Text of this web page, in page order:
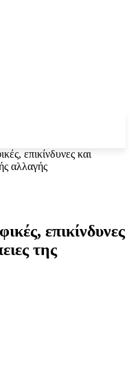
επικίνδυνες και
αλλαγής
επικίνδυνες
της